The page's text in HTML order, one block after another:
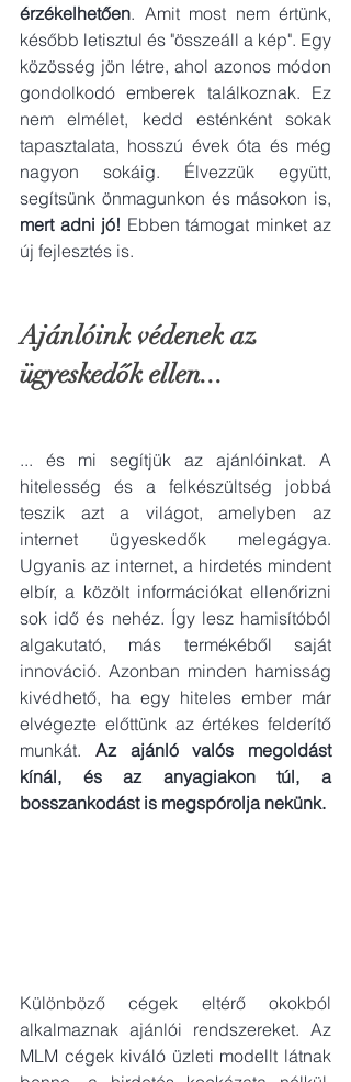
érzékelhetően. Amit most nem értünk,
később letisztul és "összeáll a kép". Egy
közösség jön létre, ahol azonos módon
gondolkodó emberek találkoznak. Ez
nem elmélet, kedd esténként sokak
tapasztalata, hosszú évek óta és még
nagyon sokáig. Élvezzük együtt,
mert adni jó! Ebben támogat minket az
új fejlesztés is.
Ajánlóink védenek az
ügyeskedők ellen...
... és mi segítjük az ajánlóinkat. A
hitelesség és a felkészültség jobbá
teszik azt a világot, amelyben az
internet ügyeskedők melegágya.
Ugyanis az internet, a hirdetés mindent
elbír, a közölt információkat ellenőrizni
sok idő és nehéz. Így lesz hamisítóból
algakutató, más termékéből saját
innováció. Azonban minden hamisság
kivédhető, ha egy hiteles ember már
elvégezte előttünk az értékes felderítő
munkát. Az ajánló valós megoldást
kínál, és az anyagiakon túl, a
bosszankodást is megspórolja nekünk.
Különböző cégek eltérő okokból
alkalmaznak ajánlói rendszereket. Az
MLM cégek kiváló üzleti modellt látnak